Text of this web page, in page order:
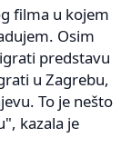
filma u kojem
Osim
predstavu
u Zagrebu,
To je nešto
kazala je